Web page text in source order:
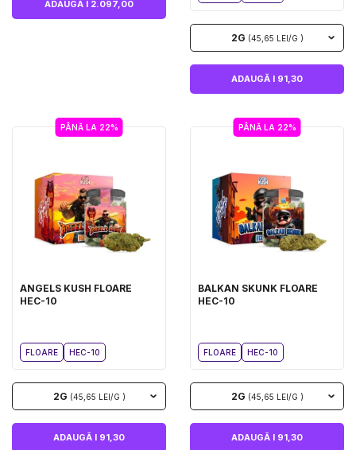
ADAUGĂ I 2.097,00
2G (45,65 LEI/G )
ADAUGĂ I 91,30
PÂNĂ LA 22%
ANGELS KUSH FLOARE
HEC-10
FLOARE HEC-10
2G (45,65 LEI/G )
ADAUGĂ I 91,30
PÂNĂ LA 22%
BALKAN SKUNK FLOARE
HEC-10
FLOARE HEC-10
2G (45,65 LEI/G )
ADAUGĂ I 91,30